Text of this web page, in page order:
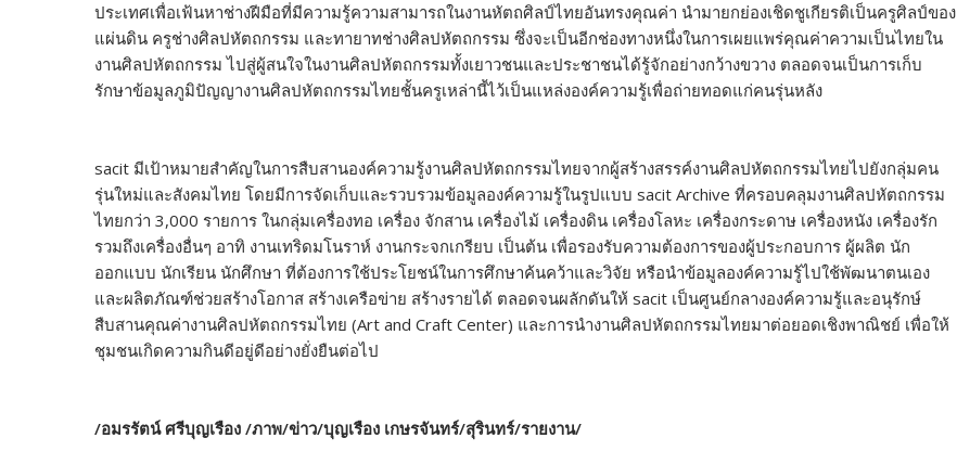
ประเทศเพื่อเฟ้นหาช่างฝีมือที่มีความรู้ความสามารถในงานหัตถศิลป์ไทยอันทรงคุณค่า นำมายกย่องเชิดชูเกียรติเป็นครูศิลป์ของ
แผ่นดิน ครูช่างศิลปหัตถกรรม และทายาทช่างศิลปหัตถกรรม ซึ่งจะเป็นอีกช่องทางหนึ่งในการเผยแพร่คุณค่าความเป็นไทยใน
งานศิลปหัตถกรรม ไปสู่ผู้สนใจในงานศิลปหัตถกรรมทั้งเยาวชนและประชาชนได้รู้จักอย่างกว้างขวาง ตลอดจนเป็นการเก็บ
รักษาข้อมูลภูมิปัญญางานศิลปหัตถกรรมไทยชั้นครูเหล่านี้ไว้เป็นแหล่งองค์ความรู้เพื่อถ่ายทอดแก่คนรุ่นหลัง
sacit มีเป้าหมายสำคัญในการสืบสานองค์ความรู้งานศิลปหัตถกรรมไทยจากผู้สร้างสรรค์งานศิลปหัตถกรรมไทยไปยังกลุ่มคน
รุ่นใหม่และสังคมไทย โดยมีการจัดเก็บและรวบรวมข้อมูลองค์ความรู้ในรูปแบบ sacit Archive ที่ครอบคลุมงานศิลปหัตถกรรม
ไทยกว่า 3,000 รายการ ในกลุ่มเครื่องทอ เครื่อง จักสาน เครื่องไม้ เครื่องดิน เครื่องโลหะ เครื่องกระดาษ เครื่องหนัง เครื่องรัก
รวมถึงเครื่องอื่นๆ อาทิ งานเทริดมโนราห์ งานกระจกเกรียบ เป็นต้น เพื่อรองรับความต้องการของผู้ประกอบการ ผู้ผลิต นัก
ออกแบบ นักเรียน นักศึกษา ที่ต้องการใช้ประโยชน์ในการศึกษาค้นคว้าและวิจัย หรือนำข้อมูลองค์ความรู้ไปใช้พัฒนาตนเอง
และผลิตภัณฑ์ช่วยสร้างโอกาส สร้างเครือข่าย สร้างรายได้ ตลอดจนผลักดันให้ sacit เป็นศูนย์กลางองค์ความรู้และอนุรักษ์
สืบสานคุณค่างานศิลปหัตถกรรมไทย (Art and Craft Center) และการนำงานศิลปหัตถกรรมไทยมาต่อยอดเชิงพาณิชย์ เพื่อให้
ชุมชนเกิดความกินดีอยู่ดีอย่างยั่งยืนต่อไป
/อมรรัตน์ ศรีบุญเรือง /ภาพ/ข่าว/บุญเรือง เกษรจันทร์/สุรินทร์/รายงาน/